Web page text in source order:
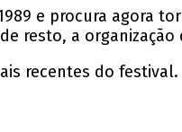
e procura agora
de resto, a
recentes do festival.